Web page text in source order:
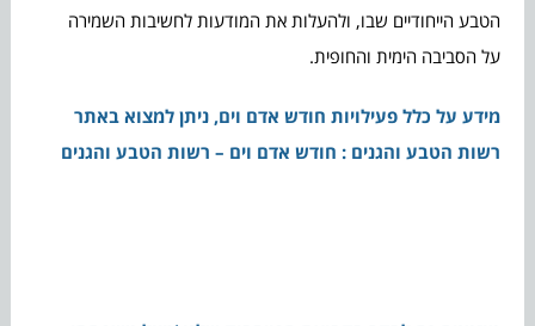
הטבע הייחודיים שבו, ולהעלות את המודעות לחשיבות השמירה
על הסביבה הימית והחופית.
מידע על כלל פעילויות חודש אדם וים, ניתן למצוא באתר
רשות הטבע והגנים : חודש אדם וים – רשות הטבע והגנים